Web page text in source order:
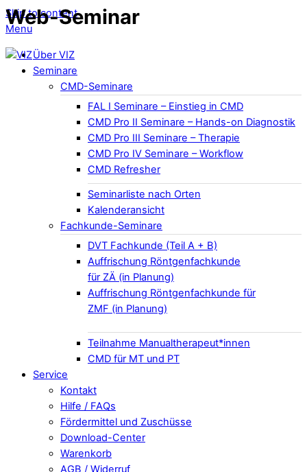
Skip to content
Menu
Über VIZ
Seminare
CMD-Seminare
FAL I Seminare – Einstieg in CMD
CMD Pro II Seminare – Hands-on Diagnostik
CMD Pro III Seminare – Therapie
CMD Pro IV Seminare – Workflow
CMD Refresher
Seminarliste nach Orten
Kalenderansicht
Fachkunde-Seminare
DVT Fachkunde (Teil A + B)
Auffrischung Röntgenfachkunde
für ZÄ (in Planung)
Auffrischung Röntgenfachkunde für
ZMF (in Planung)
Teilnahme Manualtherapeut*innen
CMD für MT und PT
Service
Kontakt
Hilfe / FAQs
Fördermittel und Zuschüsse
Download-Center
Warenkorb
AGB / Widerruf
Web-Seminar